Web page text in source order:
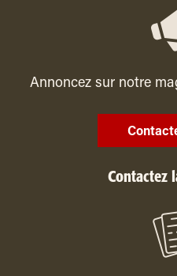
Annoncez sur notre
Contactez